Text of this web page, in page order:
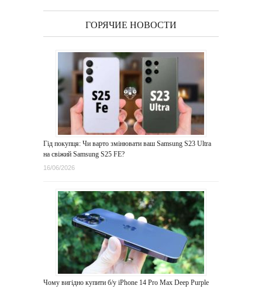
ГОРЯЧИЕ НОВОСТИ
Гід покупця: Чи варто змінювати ваш Samsung S23 Ultra
на свіжий Samsung S25 FE?
16/06/2026
Чому вигідно купити б/у iPhone 14 Pro Max Deep Purple